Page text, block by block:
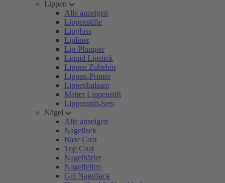
Lippen
Alle anzeigen
Lippenstifte
Lipgloss
Lipliner
Lip-Plumper
Liquid Lipstick
Lippen Zubehör
Lippen-Primer
Lippenbalsam
Matter Lippenstift
Lippenstift-Sets
Nägel
Alle anzeigen
Nagellack
Base Coat
Top Coat
Nagelhärter
Nagelfeilen
Gel Nagellack